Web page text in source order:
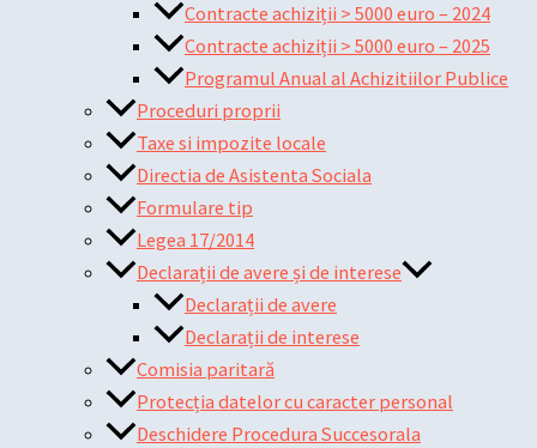
Contracte achiziții > 5000 euro – 2024
Contracte achiziții > 5000 euro – 2025
Programul Anual al Achizitiilor Publice
Proceduri proprii
Taxe si impozite locale
Directia de Asistenta Sociala
Formulare tip
Legea 17/2014
Declarații de avere și de interese
Declarații de avere
Declarații de interese
Comisia paritară
Protecția datelor cu caracter personal
Deschidere Procedura Succesorala